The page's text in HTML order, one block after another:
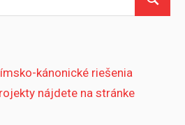
Search
kánonické riešenia
nájdete na stránke